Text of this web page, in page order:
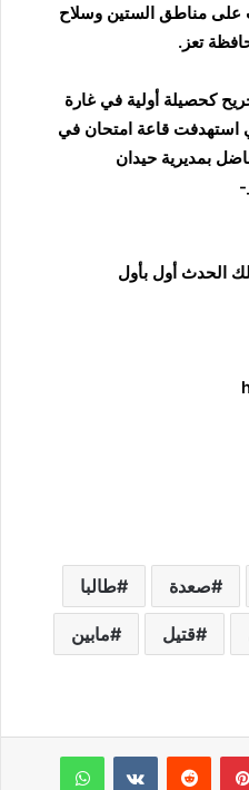
العدوان يشن 6 غارات على مناطق الستين وسلاح
تعز.
و جريح كحصيلة أولية في غارة
استهدفت قاعة امتحان في
بمديرية حيدان
الحدث أول بأول
صعدة طالبا
قتيل مابين
بينتيريست واتساب